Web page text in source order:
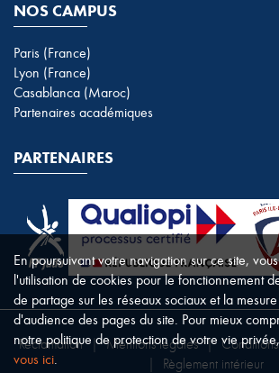
NOS CAMPUS
Paris (France)
Lyon (France)
Casablanca (Maroc)
Partenaires académiques
PARTENAIRES
Réclamation | Mentions légales |
Règlement intérieur
En poursuivant votre navigation sur ce site,
l'utilisation de cookies pour le fonctionnement
de partage sur les réseaux sociaux et la mesure
d'audience des pages du site. Pour mieux
notre politique de protection de votre vie
vous ici.